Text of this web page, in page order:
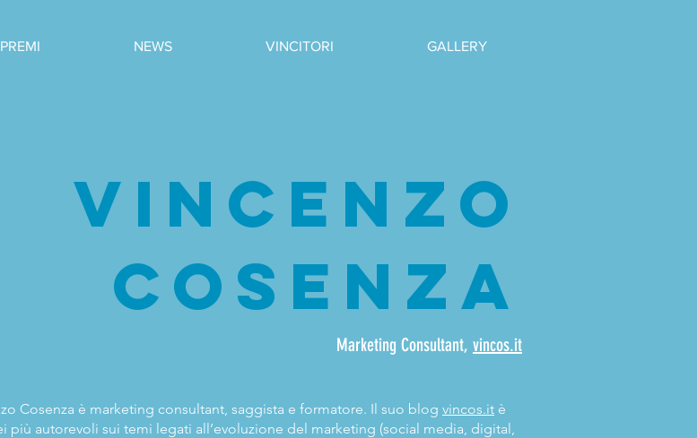
NEWS VINCITORI GALLERY
VINCENZO
COSENZA
Marketing Consultant, vincos.it
Cosenza è marketing consultant, saggista e formatore. Il suo blog vincos.it è
più autorevoli sui temi legati all’evoluzione del marketing (social media, digital,